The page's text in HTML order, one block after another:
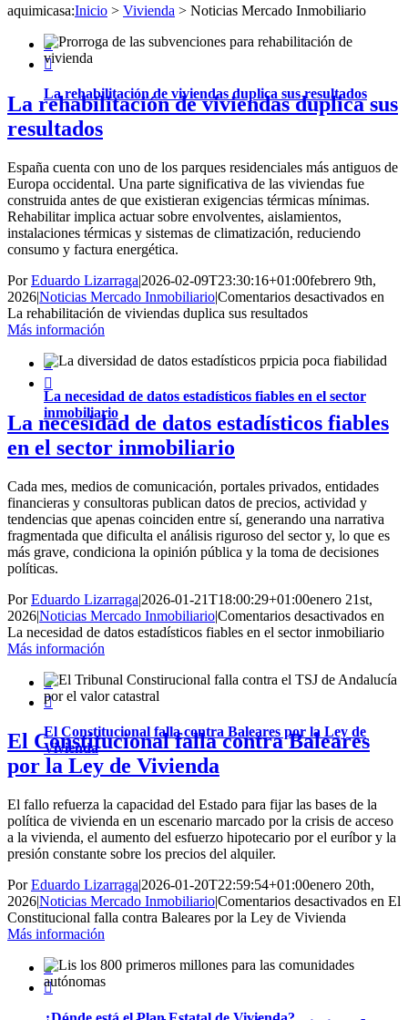
aquimicasa:Inicio > Vivienda > Noticias Mercado Inmobiliario
La rehabilitación de viviendas duplica sus resultados


La rehabilitación de viviendas duplica sus
resultados
España cuenta con uno de los parques residenciales más antiguos de
Europa occidental. Una parte significativa de las viviendas fue
construida antes de que existieran exigencias térmicas mínimas.
Rehabilitar implica actuar sobre envolventes, aislamientos,
instalaciones térmicas y sistemas de climatización, reduciendo
consumo y factura energética.
PorEduardo Lizarraga|2026-02-09T23:30:16+01:00febrero 9th,
2026|Noticias Mercado Inmobiliario|Comentarios desactivados en
La rehabilitación de viviendas duplica sus resultados
Más información
La necesidad de datos estadísticos fiables en el sector
inmobiliario


La necesidad de datos estadísticos fiables
en el sector inmobiliario
Cada mes, medios de comunicación, portales privados, entidades
financieras y consultoras publican datos de precios, actividad y
tendencias que apenas coinciden entre sí, generando una narrativa
fragmentada que dificulta el análisis riguroso del sector y, lo que es
más grave, condiciona la opinión pública y la toma de decisiones
políticas.
PorEduardo Lizarraga|2026-01-21T18:00:29+01:00enero 21st,
2026|Noticias Mercado Inmobiliario|Comentarios desactivados en
La necesidad de datos estadísticos fiables en el sector inmobiliario
Más información
El Constitucional falla contra Baleares por la Ley de
Vivienda


El Constitucional falla contra Baleares
por la Ley de Vivienda
El fallo refuerza la capacidad del Estado para fijar las bases de la
política de vivienda en un escenario marcado por la crisis de acceso
a la vivienda, el aumento del esfuerzo hipotecario por el euríbor y la
presión constante sobre los precios del alquiler.
PorEduardo Lizarraga|2026-01-20T22:59:54+01:00enero 20th,
2026|Noticias Mercado Inmobiliario|Comentarios desactivados en El
Constitucional falla contra Baleares por la Ley de Vivienda
Más información

